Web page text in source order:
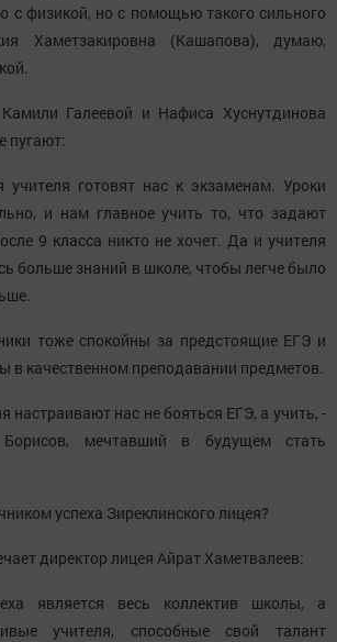
с физикой, но с помощью такого сильного
Хаметзакировна (Кашапова), думаю,
Камили Галеевой и Нафиса Хуснутдинова
пугают:
готовят нас к экзаменам. Уроки
и нам главное учить то, что задают
9 класса никто не хочет. Да и учителя
больше знаний в школе, чтобы легче было
тоже спокойны за предстоящие ЕГЭ и
в качественном преподавании предметов.
настраивают нас не бояться ЕГЭ, а учить, -
Борисов, мечтавший в будущем стать
успеха Зиреклинского лицея?
директор лицея Айрат Хаметвалеев:
является весь коллектив школы, а
учителя, способные свой талант